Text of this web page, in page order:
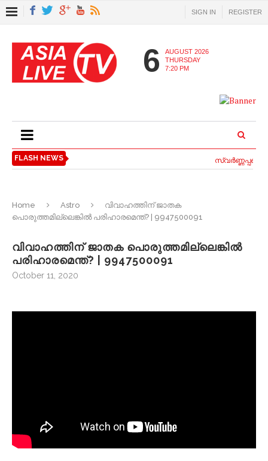
SIGN IN REGISTER
6
AUGUST 2026
THURSDAY
7:20 PM
FLASH NEWS സ്വര്‍ണ്ണപ്പണയ
Home Astro
വിവാഹത്തിന് ജാതക
പൊരുത്തമില്ലെങ്കിൽ പരിഹാരമെന്ത്? | 9947500091
വിവാഹത്തിന് ജാതക പൊരുത്തമില്ലെങ്കിൽ
പരിഹാരമെന്ത്? | 9947500091
October 11, 2020